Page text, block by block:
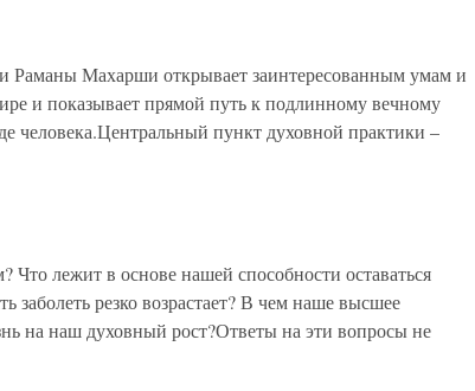
Раманы Махарши открывает заинтересованным умам и
и показывает прямой путь к подлинному вечному
человека.Центральный пункт духовной практики –
лежит в основе нашей способности оставаться
заболеть резко возрастает? В чем наше высшее
на наш духовный рост?Ответы на эти вопросы не